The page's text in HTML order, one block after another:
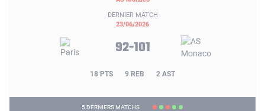
DERNIER MATCH
23/06/2026
92-101
18 PTS 9 REB 2 AST
5 DERNIERS MATCHS